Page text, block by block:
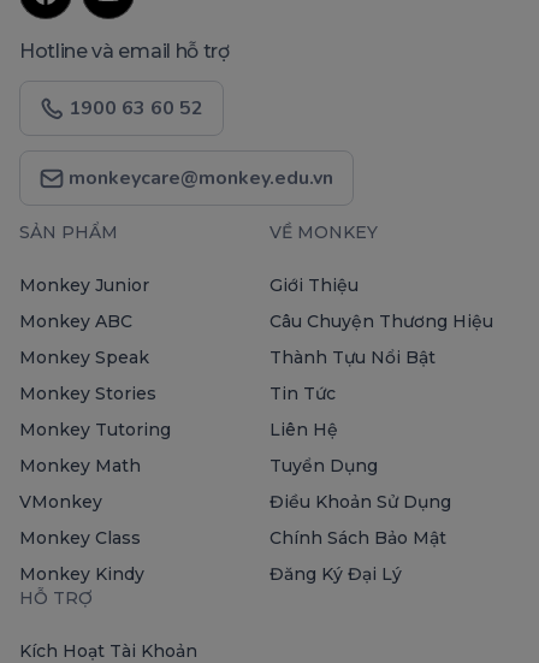
Hotline và email hỗ trợ
1900 63 60 52
monkeycare@monkey.edu.vn
SẢN PHẨM
Monkey Junior
Monkey ABC
Monkey Speak
Monkey Stories
Monkey Tutoring
Monkey Math
VMonkey
Monkey Class
Monkey Kindy
VỀ MONKEY
Giới Thiệu
Câu Chuyện Thương Hiệu
Thành Tựu Nổi Bật
Tin Tức
Liên Hệ
Tuyển Dụng
Điều Khoản Sử Dụng
Chính Sách Bảo Mật
Đăng Ký Đại Lý
HỖ TRỢ
Kích Hoạt Tài Khoản